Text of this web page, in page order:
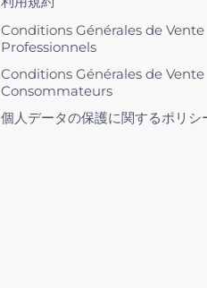
Conditions Générales de Vente
Professionnels
Conditions Générales de Vente
Consommateurs
個人データの保護に関するポリシ